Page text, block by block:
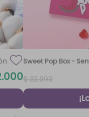
.000
Sweet Pop Box -
$ 32.990